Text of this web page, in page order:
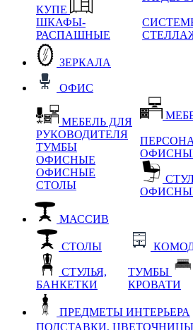
КУПЕ
ШКАФЫ-
РАСПАШНЫЕ
ЗЕРКАЛА
ОФИС
МЕБЕЛЬ ДЛЯ
РУКОВОДИТЕЛЯ
ТУМБЫ
ОФИСНЫЕ
ОФИСНЫЕ
СТОЛЫ
МАССИВ
СТОЛЫ
СТУЛЬЯ,
БАНКЕТКИ
ТУМБЫ
КРОВАТИ
ПРЕДМЕТЫ ИНТЕРЬЕРА
ПОДСТАВКИ,